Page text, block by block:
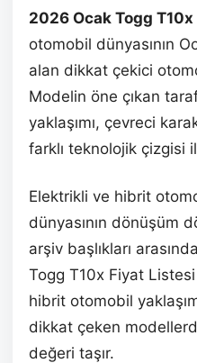
2026 Ocak Togg
otomobil dünyasının
alan dikkat çekici
Modelin öne çıkan
yaklaşımı, çevreci
farklı teknolojik çizgisi
Elektrikli ve hibrit
dünyasının dönüşüm
arşiv başlıkları
Togg T10x Fiyat
hibrit otomobil
dikkat çeken
değeri taşır.